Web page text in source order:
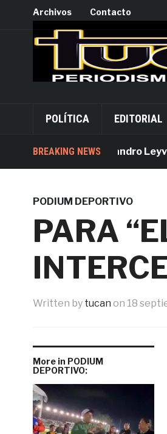
Archivos Contacto
POLÍTICA EDITORIAL
BREAKING NEWS
por Alejandro Leyva
PODIUM DEPORTIVO
PARA
Written by tucan on 18
More in PODIUM
DEPORTIVO: